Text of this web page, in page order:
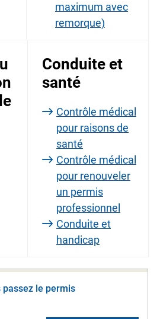
maximum avec
remorque)
Conduite et
santé
Contrôle médical
pour raisons de
santé
Contrôle médical
pour renouveler
un permis
professionnel
Conduite et
handicap
passez le permis